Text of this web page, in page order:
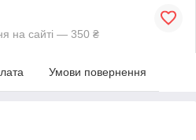
на сайті — 350 ₴
Умови повернення